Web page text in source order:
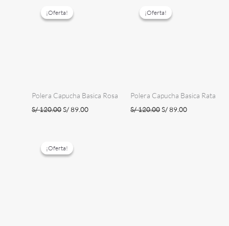
¡Oferta!
¡Oferta!
Polera Capucha Basica Rosa
S/120.00 El
S/89.00El
¡Oferta!
¡Oferta!
Polera Capucha Basica Rata
S/120.00 El
S/89.00El
¡Oferta!
¡Oferta!